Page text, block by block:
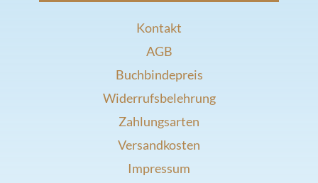
Kontakt
AGB
Buchbindepreis
Widerrufsbelehrung
Zahlungsarten
Versandkosten
Impressum